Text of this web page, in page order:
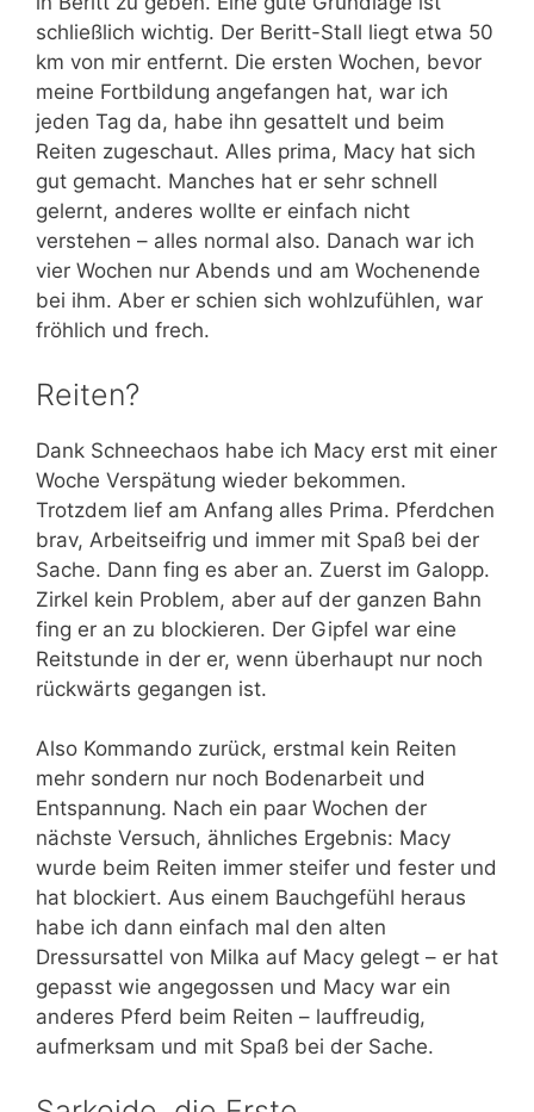
schließlich wichtig. Der Beritt-Stall liegt etwa 50
km von mir entfernt. Die ersten Wochen, bevor
meine Fortbildung angefangen hat, war ich
jeden Tag da, habe ihn gesattelt und beim
Reiten zugeschaut. Alles prima, Macy hat sich
gut gemacht. Manches hat er sehr schnell
gelernt, anderes wollte er einfach nicht
verstehen – alles normal also. Danach war ich
vier Wochen nur Abends und am Wochenende
bei ihm. Aber er schien sich wohlzufühlen, war
fröhlich und frech.
Reiten?
Dank Schneechaos habe ich Macy erst mit einer
Woche Verspätung wieder bekommen.
Trotzdem lief am Anfang alles Prima. Pferdchen
brav, Arbeitseifrig und immer mit Spaß bei der
Sache. Dann fing es aber an. Zuerst im Galopp.
Zirkel kein Problem, aber auf der ganzen Bahn
fing er an zu blockieren. Der Gipfel war eine
Reitstunde in der er, wenn überhaupt nur noch
rückwärts gegangen ist.
Also Kommando zurück, erstmal kein Reiten
mehr sondern nur noch Bodenarbeit und
Entspannung. Nach ein paar Wochen der
nächste Versuch, ähnliches Ergebnis: Macy
wurde beim Reiten immer steifer und fester und
hat blockiert. Aus einem Bauchgefühl heraus
habe ich dann einfach mal den alten
Dressursattel von Milka auf Macy gelegt – er hat
gepasst wie angegossen und Macy war ein
anderes Pferd beim Reiten – lauffreudig,
aufmerksam und mit Spaß bei der Sache.